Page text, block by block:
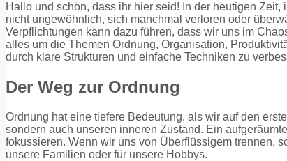
Hallo und schön, dass ihr hier seid! In der heutigen
nicht ungewöhnlich, sich manchmal verloren oder
Verpflichtungen kann dazu führen, dass wir uns im
alles um die Themen Ordnung, Organisation,
durch klare Strukturen und einfache Techniken zu
Der Weg zur Ordnung
Ordnung hat eine tiefere Bedeutung, als wir auf den
sondern auch unseren inneren Zustand. Ein
fokussieren. Wenn wir uns von Überflüssigem trennen,
unsere Familien oder für unsere Hobbys.